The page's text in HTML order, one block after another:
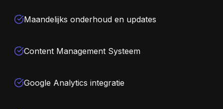
Maandelijks onderhoud en updates
Content Management Systeem
Google Analytics integratie